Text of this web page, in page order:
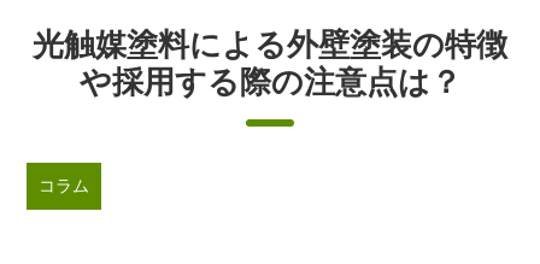
光触媒塗料による外壁塗装の特徴
や採用する際の注意点は？
コラム